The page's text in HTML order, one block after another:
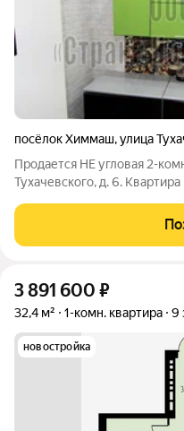
посёлок Химмаш,улица
Пpoдaется НЕ угловая 2-
Тухачевского, д. 6.
плoщадь общая - 36,9 кв.м,
м, совмещенный
3 891 600 ₽
32,4 м² 1-комн. квартира 9
новостройка